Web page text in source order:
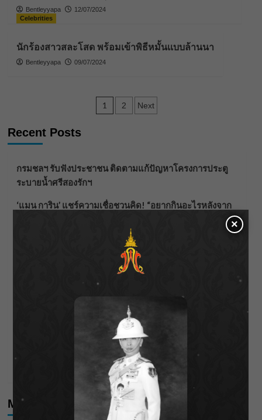
Bentleyyapa
12/07/2024
Celebrities
นักร้องสาวสละโสด พร้อมเข้าพิธีหมั้นเเบบล้านนา
Bentleyyapa 09/07/2024
Posts
1 2 Next
Recent Posts
กรมชลฯ รับฟังประชาชน ติดตามแก้ปัญหาโครงการประตู
ระบายน้ำศรีสองรักฯ
‘แมน การิน’ แชร์ความเชื่อชวนคิด! “อยากกินอะไรหลังจาก
ราชเลขานุการในพระองค์ฯ ติดตามโครงการหุบกะพง–ห้วย
ทรายใต้ เสริมความมั่นคงน้ำเพชรบุรี
กรมชลฯ เกาะติดฝนทั่วประเทศ เตรียมเครื่องจักรรับมือน้ำ
เดือดโค้งสุดท้าย! “ภณ ณวัสน์ – จีน่า ญีนา” ส่ง “ธาตรี” เรต
ติ้งพุ่ง พาคนดูแห่ลุ้นบทสรุป 10 สิงหาคมนี้ !
Meta
×